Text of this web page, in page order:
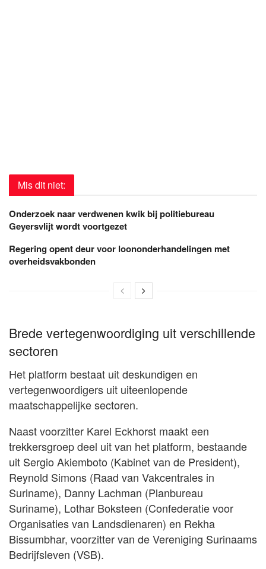
Mis dit niet:
Onderzoek naar verdwenen kwik bij politiebureau
Geyersvlijt wordt voortgezet
Regering opent deur voor loononderhandelingen met
overheidsvakbonden
Brede vertegenwoordiging uit verschillende
sectoren
Het platform bestaat uit deskundigen en
vertegenwoordigers uit uiteenlopende
maatschappelijke sectoren.
Naast voorzitter Karel Eckhorst maakt een
trekkersgroep deel uit van het platform, bestaande
uit Sergio Akiemboto (Kabinet van de President),
Reynold Simons (Raad van Vakcentrales in
Suriname), Danny Lachman (Planbureau
Suriname), Lothar Boksteen (Confederatie voor
Organisaties van Landsdienaren) en Rekha
Bissumbhar, voorzitter van de Vereniging Surinaams
Bedrijfsleven (VSB).